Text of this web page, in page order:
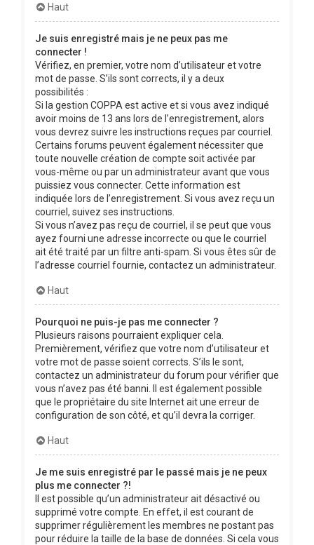
Haut
Je suis enregistré mais je ne peux pas me
connecter !
Vérifiez, en premier, votre nom d’utilisateur et votre
mot de passe. S’ils sont corrects, il y a deux
possibilités :
Si la gestion COPPA est active et si vous avez indiqué
avoir moins de 13 ans lors de l’enregistrement, alors
vous devrez suivre les instructions reçues par courriel.
Certains forums peuvent également nécessiter que
toute nouvelle création de compte soit activée par
vous-même ou par un administrateur avant que vous
puissiez vous connecter. Cette information est
indiquée lors de l’enregistrement. Si vous avez reçu un
courriel, suivez ses instructions.
Si vous n’avez pas reçu de courriel, il se peut que vous
ayez fourni une adresse incorrecte ou que le courriel
ait été traité par un filtre anti-spam. Si vous êtes sûr de
l’adresse courriel fournie, contactez un administrateur.
Haut
Pourquoi ne puis-je pas me connecter ?
Plusieurs raisons pourraient expliquer cela.
Premièrement, vérifiez que votre nom d’utilisateur et
votre mot de passe soient corrects. S’ils le sont,
contactez un administrateur du forum pour vérifier que
vous n’avez pas été banni. Il est également possible
que le propriétaire du site Internet ait une erreur de
configuration de son côté, et qu’il devra la corriger.
Haut
Je me suis enregistré par le passé mais je ne peux
plus me connecter ?!
Il est possible qu’un administrateur ait désactivé ou
supprimé votre compte. En effet, il est courant de
supprimer régulièrement les membres ne postant pas
pour réduire la taille de la base de données. Si cela vous